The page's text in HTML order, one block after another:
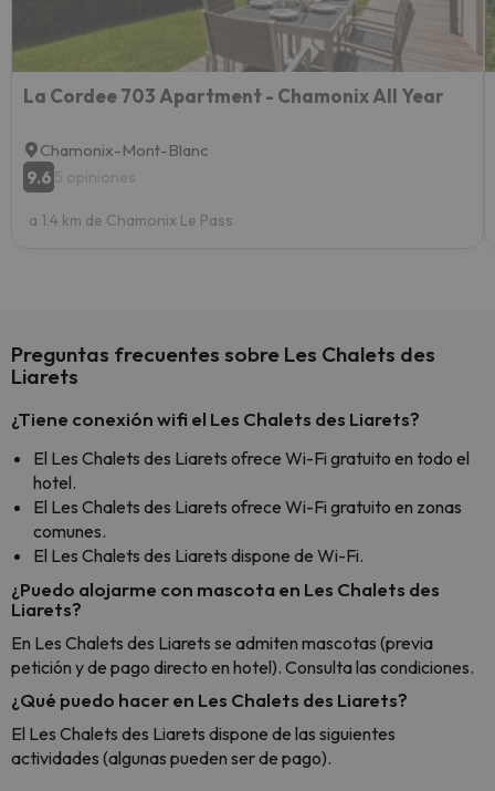
La Cordee 703 Apartment - Chamonix All Year
Chamonix-Mont-Blanc
9.6 5 opiniones
a 1.4 km de Chamonix Le Pass
Preguntas frecuentes sobre Les Chalets des
Liarets
¿Tiene conexión wifi el Les Chalets des Liarets?
El Les Chalets des Liarets ofrece Wi-Fi gratuito en todo el
hotel.
El Les Chalets des Liarets ofrece Wi-Fi gratuito en zonas
comunes.
El Les Chalets des Liarets dispone de Wi-Fi.
¿Puedo alojarme con mascota en Les Chalets des
Liarets?
En Les Chalets des Liarets se admiten mascotas (previa
petición y de pago directo en hotel). Consulta las condiciones.
¿Qué puedo hacer en Les Chalets des Liarets?
El Les Chalets des Liarets dispone de las siguientes
actividades (algunas pueden ser de pago).